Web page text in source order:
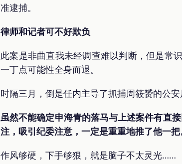
准逮捕。
律师和记者可不好欺负
此案是非曲直我未经调查难以判断，但是常
一丁点可能性全身而退。
时隔三月，倒是任内主导了抓捕周筱赟的公安
虽然不能确定申海青的落马与上述案件有直
注，吸引纪委注意，一定是重重地推了他一把
作风够硬，下手够狠，就是脑子不太灵光……